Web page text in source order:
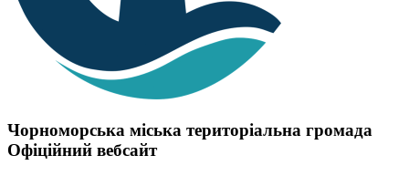
Чорноморська міська територіальна громада
Офіційний вебсайт